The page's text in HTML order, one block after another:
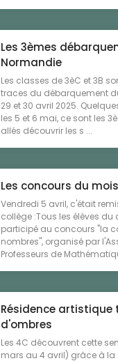
Les 3èmes
Normandie
Les classes de 3èC et 3B
traces du débarquement
29 et 30 avril 2025.
les 5 et 6 mai, ce sont les
allés découvrir les s ...
Les concours du
Vendredi 5 avril, c'était
collège :Tous les élèves du
participé au concours "la
nombres", organisé par
Professeurs de
Résidence artistique
d'ombres
Les 4C découvrent cette
mars au 4 avril) grâce à